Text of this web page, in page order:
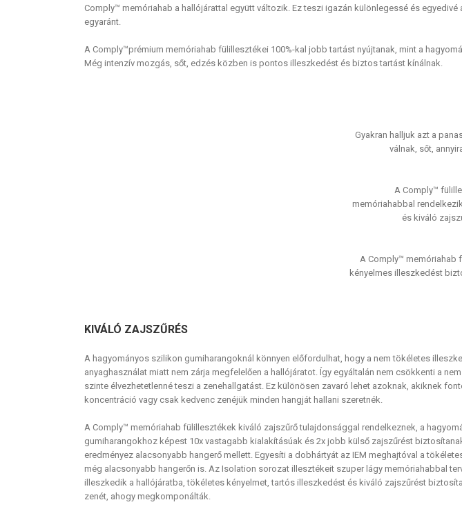
Comply™ memóriahab a hallójárattal együtt változik. Ez teszi igazán különlegessé és
egyaránt.
A Comply™prémium memóriahab fülillesztékei 100%-kal jobb tartást nyújtanak, mint a
Még intenzív mozgás, sőt, edzés közben is pontos illeszkedést és biztos tartást kínálnak.
Gyakran halljuk azt a
válnak, sőt,
A Comply™
memóriahabbal
és kiváló
A Comply™ memóriahab
kényelmes illeszkedést
KIVÁLÓ ZAJSZŰRÉS
A hagyományos szilikon gumiharangoknál könnyen előfordulhat, hogy a nem tökéletes
anyaghasználat miatt nem zárja megfelelően a hallójáratot. Így egyáltalán nem csökkenti a
szinte élvezhetetlenné teszi a zenehallgatást. Ez különösen zavaró lehet azoknak, akiknek
koncentráció vagy csak kedvenc zenéjük minden hangját hallani szeretnék.
A Comply™ memóriahab fülillesztékek kiváló zajszűrő tulajdonsággal rendelkeznek, a
gumiharangokhoz képest 10x vastagabb kialakításúak és 2x jobb külső zajszűrést
eredményez alacsonyabb hangerő mellett. Egyesíti a dobhártyát az IEM meghajtóval a
még alacsonyabb hangerőn is. Az Isolation sorozat illesztékeit szuper lágy memóriahabbal
illeszkedik a hallójáratba, tökéletes kényelmet, tartós illeszkedést és kiváló zajszűrést
zenét, ahogy megkomponálták.